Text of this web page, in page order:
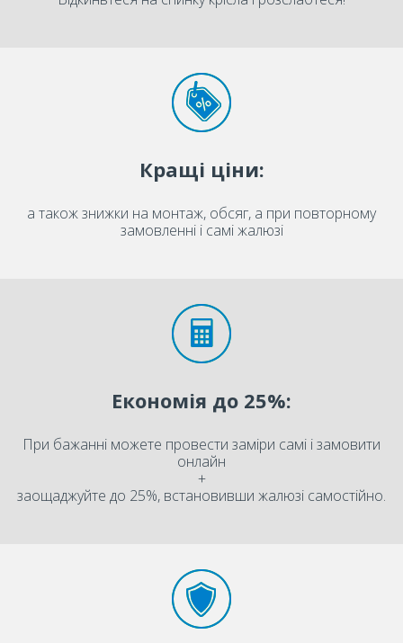
Кращі ціни:
а також знижки на монтаж, обсяг, а при повторному
замовленні і самі жалюзі
Економія до 25%:
При бажанні можете провести заміри самі і замовити
онлайн
+
заощаджуйте до 25%, встановивши жалюзі самостійно.